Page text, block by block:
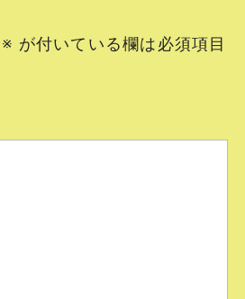
※ が付いている欄は必須項目